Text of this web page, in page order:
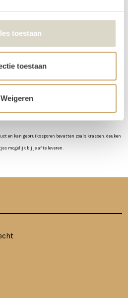
toestaan
toestaan
Weigeren
en op maandag weer opgehaald. De
op zaterdag of zondag en we zijn dan ook
Dat lees je hier!
en kan gebruikssporen bevatten zoals krassen, deuken
mogelijk bij je af te leveren.